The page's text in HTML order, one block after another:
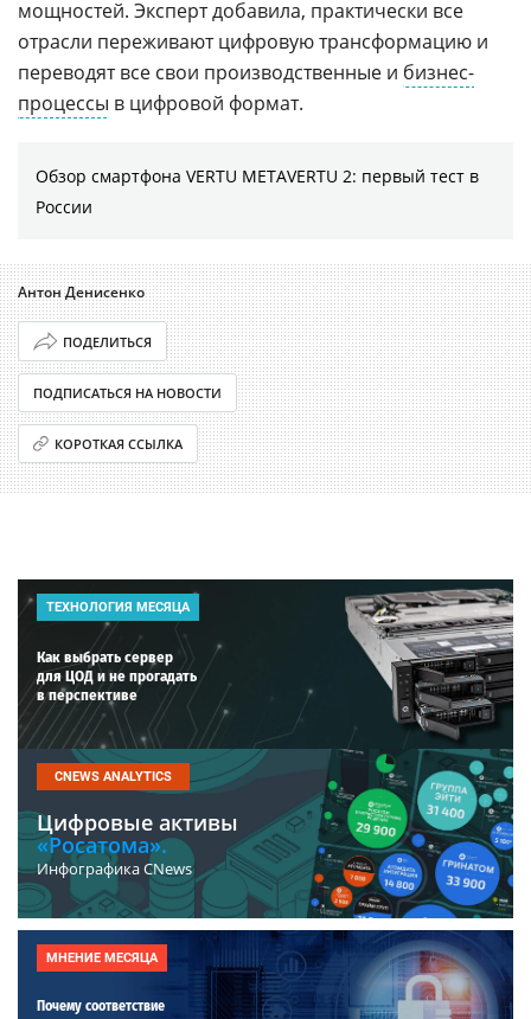
мощностей. Эксперт добавила, практически все
отрасли переживают цифровую трансформацию и
переводят все свои производственные и бизнес-
процессы в цифровой формат.
Обзор смартфона VERTU METAVERTU 2: первый тест в
России
Антон Денисенко
ПОДЕЛИТЬСЯ
ПОДПИСАТЬСЯ НА НОВОСТИ
КОРОТКАЯ ССЫЛКА
ТЕХНОЛОГИЯ МЕСЯЦА
Как выбрать сервер
для ЦОД и не прогадать
в перспективе
CNEWS ANALYTICS
Цифровые активы
«Росатома».
Инфографика CNews
МНЕНИЕ МЕСЯЦА
Почему соответствие